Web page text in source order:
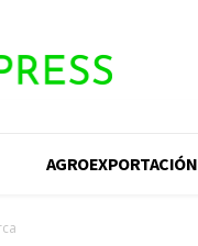
AGROEXPORTACIÓN